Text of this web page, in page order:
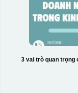
Hộp xi ly sứ
3 vai trò quan trọng